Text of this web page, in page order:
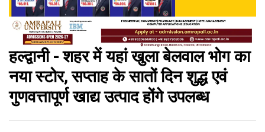
हल्द्वानी - शहर में यहां खुला बेलवाल भोग का
नया स्टोर, सप्ताह के सातों दिन शुद्ध एवं
गुणवत्तापूर्ण खाद्य उत्पाद होंगे उपलब्ध